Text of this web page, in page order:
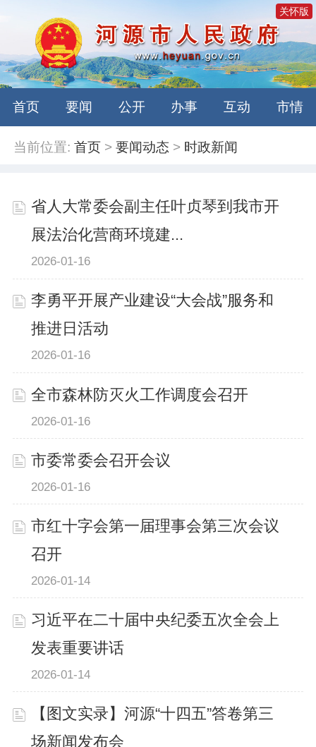
关怀版
首页 要闻 公开 办事 互动 市情
当前位置: 首页 >要闻动态 > 时政新闻
省人大常委会副主任叶贞琴到我市开
展法治化营商环境建...
2026-01-16
李勇平开展产业建设“大会战”服务和
推进日活动
2026-01-16
全市森林防灭火工作调度会召开
2026-01-16
市委常委会召开会议
2026-01-16
市红十字会第一届理事会第三次会议
召开
2026-01-14
习近平在二十届中央纪委五次全会上
发表重要讲话
2026-01-14
【图文实录】河源“十四五”答卷第三
场新闻发布会